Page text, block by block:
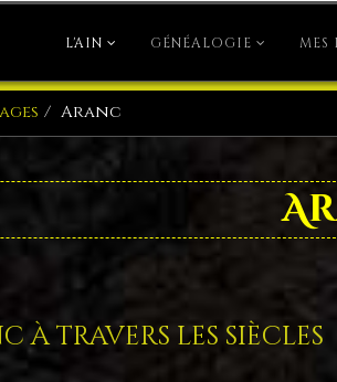
L'AIN GÉNÉALOGIE MES
Aranc
à travers les siècles